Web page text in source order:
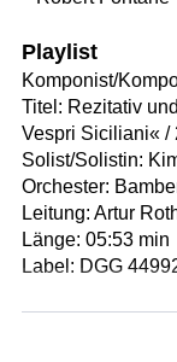
Playlist
Komponist/
Titel: Rezitativ
Vespri Siciliani« /
Solist/Solistin:
Orchester:
Leitung: Artur
Länge: 05:53 min
Label: DGG
Komponist/